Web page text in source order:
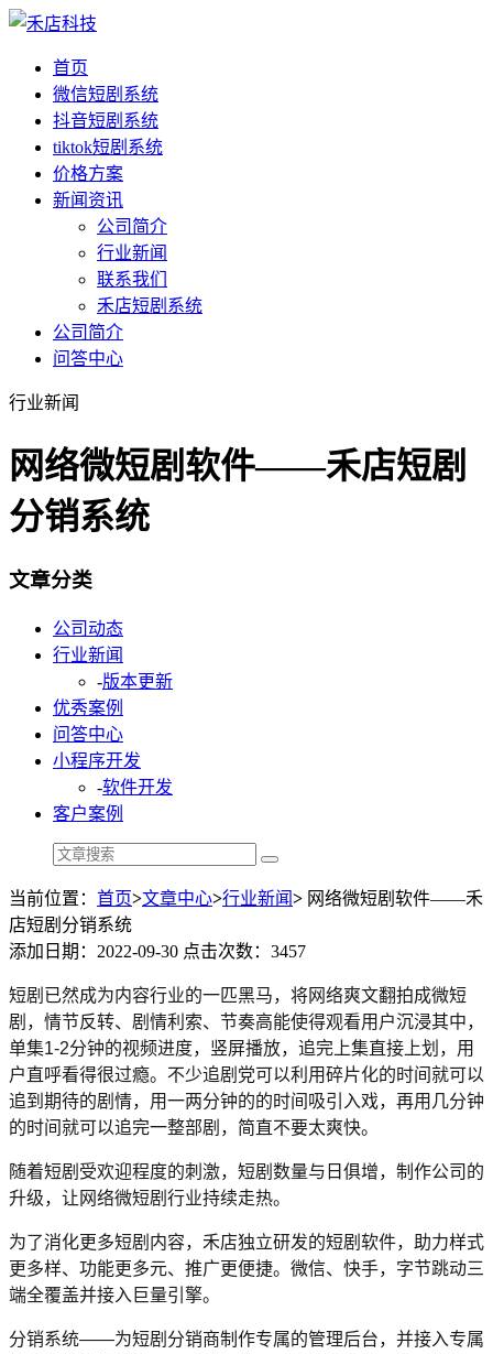
首页
微信短剧系统
抖音短剧系统
tiktok短剧系统
价格方案
新闻资讯
公司简介
行业新闻
联系我们
禾店短剧系统
公司简介
问答中心
行业新闻
网络微短剧软件——禾店短剧
分销系统
文章分类
公司动态
行业新闻
-版本更新
优秀案例
问答中心
小程序开发
-软件开发
客户案例
当前位置： 首页>文章中心>行业新闻> 网络微短剧软件——禾
店短剧分销系统
添加日期：2022-09-30 点击次数：3457
短剧已然成为内容行业的一匹黑马，将网络爽文翻拍成微短
剧，情节反转、剧情利索、节奏高能使得观看用户沉浸其中，
单集1-2分钟的视频进度，竖屏播放，追完上集直接上划，用
户直呼看得很过瘾。不少追剧党可以利用碎片化的时间就可以
追到期待的剧情，用一两分钟的的时间吸引入戏，再用几分钟
的时间就可以追完一整部剧，简直不要太爽快。
随着短剧受欢迎程度的刺激，短剧数量与日俱增，制作公司的
升级，让网络微短剧行业持续走热。
为了消化更多短剧内容， 禾店独立研发的短剧软件， 助力样式
更多样、功能更多元、推广更便捷。微信、快手，字节跳动三
端全覆盖并接入巨量引擎。
分销系统——为短剧分销商制作专属的管理后台，并接入专属